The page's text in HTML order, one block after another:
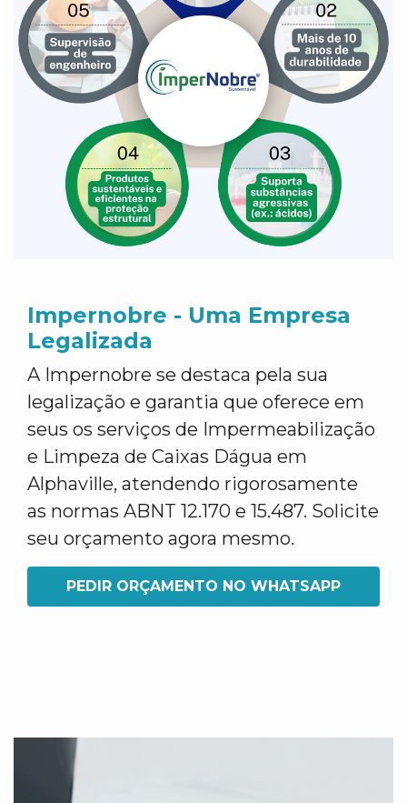
Impernobre - Uma Empresa
Legalizada
A Impernobre se destaca pela sua
legalização e garantia que oferece em
seus os serviços de Impermeabilização
e Limpeza de Caixas Dágua em
Alphaville, atendendo rigorosamente
as normas ABNT 12.170 e 15.487. Solicite
seu orçamento agora mesmo.
PEDIR ORÇAMENTO NO WHATSAPP